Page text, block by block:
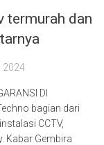
termurah dan
2024
DI
bagian dari
CCTV,
Kabar Gembira